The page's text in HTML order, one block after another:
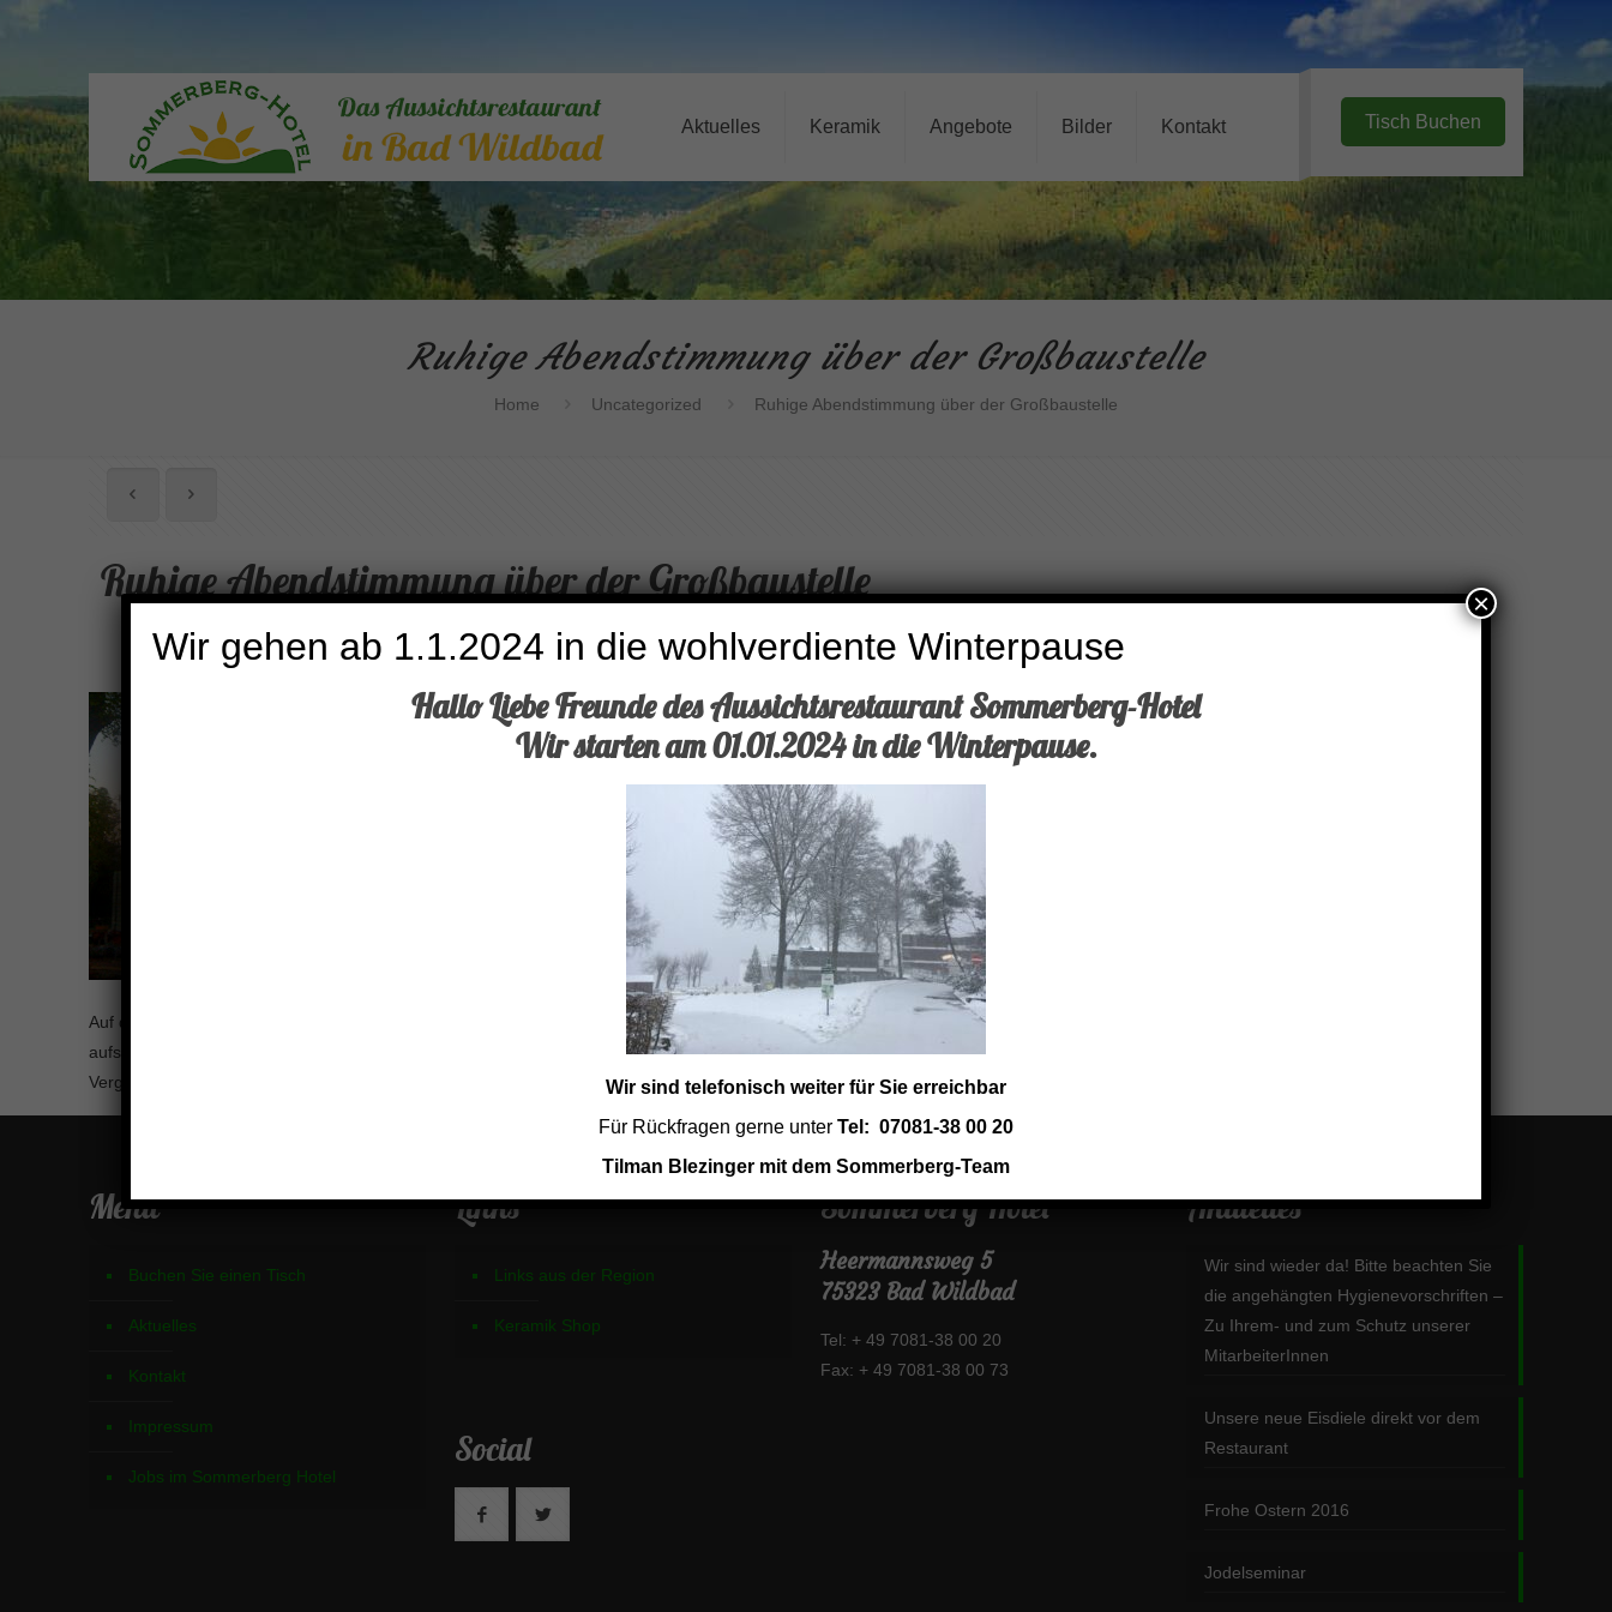
Aktuelles Keramik Angebote Bilder Kontakt Tisch Buchen
Ruhige Abendstimmung über der Großbaustelle
Home Uncategorized Ruhige Abendstimmung über der Großbaustelle
Ruhige Abendstimmung über der Großbaustelle
Auf der Auerhahn Baustelle kehrt abends Ruhe ein. Noch ist der Blick
aufs Sommerberg-Hotel nicht verstellt. Bald ein Bild aus der
Vergangenheit.
Menü
Buchen Sie einen Tisch
Aktuelles
Kontakt
Impressum
Jobs im Sommerberg Hotel
Links
Links aus der Region
Keramik Shop
Social
Sommerberg Hotel
Heermannsweg 5
75323 Bad Wildbad
Tel: + 49 7081-38 00 20
Fax: + 49 7081-38 00 73
Aktuelles
Wir sind wieder da! Bitte beachten Sie
die angehängten Hygienevorschriften –
Zu Ihrem- und zum Schutz unserer
MitarbeiterInnen
Unsere neue Eisdiele direkt vor dem
Restaurant
Frohe Ostern 2016
Jodelseminar
Wir gehen ab 1.1.2024 in die wohlverdiente Winterpause
Hallo Liebe Freunde des Aussichtsrestaurant Sommerberg-Hotel
Wir starten am 01.01.2024 in die Winterpause.
Wir sind telefonisch weiter für Sie erreichbar
Für Rückfragen gerne unter Tel: 07081-38 00 20
Tilman Blezinger mit dem Sommerberg-Team
×